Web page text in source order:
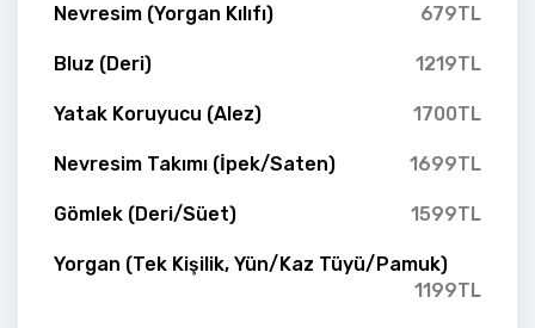
Nevresim (Yorgan Kılıfı) 679TL
Bluz (Deri) 1219TL
Yatak Koruyucu (Alez) 1700TL
Nevresim Takımı (İpek/Saten) 1699TL
Gömlek (Deri/Süet) 1599TL
Yorgan (Tek Kişilik, Yün/Kaz Tüyü/Pamuk)
1199TL